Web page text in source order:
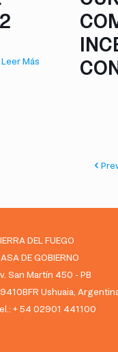
Leer Más
DEL FUEGO
DE GOBIERNO
San Martín 450 - PB
Ushuaia,
+ 54 02901 441100